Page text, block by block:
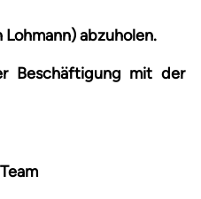
abzuholen.
Beschäftigung mit der